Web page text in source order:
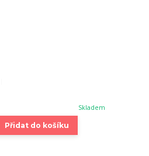
Skladem
Přidat do košíku